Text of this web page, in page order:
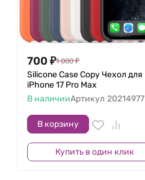
700 ₽1 000 ₽
Silicone Case Copy Чехол для
iPhone 17 Pro Max
В наличииАртикул 20214977
В корзину
Купить в один клик